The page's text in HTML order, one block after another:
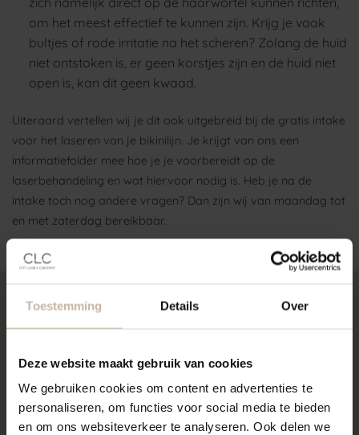
Toestemming Details Over
Deze website maakt gebruik van cookies
We gebruiken cookies om content en advertenties te
personaliseren, om functies voor social media te bieden
en om ons websiteverkeer te analyseren. Ook delen we
om het meest effectief te kunnen zijn. Krijg je vaak
bultjes of rode irritatie na het scheren? Zolang de huid
niet ontstoken is, er geen korstjes zijn en de huid niet
open is, kan dit geen kwaad.
Uiteraard vertellen wij je dit ook uitgebreid bij de gratis intake
voor het laseren van je bikinilijn. Je krijgt van ons een
informatiefolder mee hoe je je voorbereidt op de
laserbehandeling en wat hiervoor nodig is. Heb je na de
intake toch nog andere vragen? Dan zijn wij van maandag tot
en met zaterdag bereikbaar.
Een laserbehandeling bij City Laser Company ziet er als
volgt uit.
Gratis intake.